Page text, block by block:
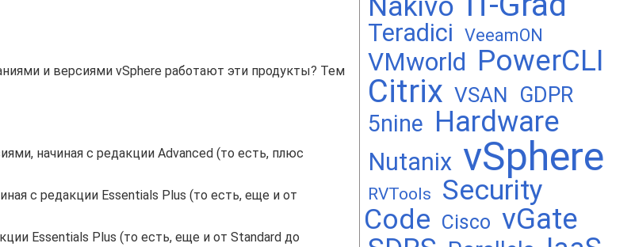
и версиями vSphere работают эти продукты? Тем
начиная с редакции Advanced (то есть, плюс
с редакции Essentials Plus (то есть, еще и от
Essentials Plus (то есть, еще и от Standard до
Teradici VeeamON
VMworld PowerCLI
Citrix VSAN GDPR
5nine Hardware
Nutanix vSphere
RVTools
Security
Code Cisco vGate